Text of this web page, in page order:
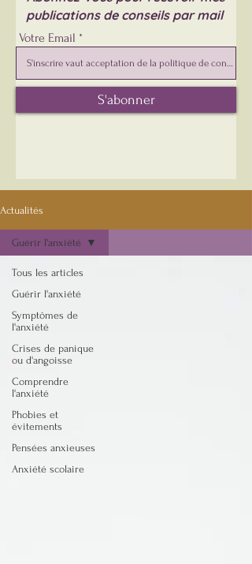
publications de conseils par mail
Votre Email
S'abonner
Actualités
Tous les articles
Guérir l'anxiété
Symptômes de
l'anxiété
Crises de panique
ou d'angoisse
Comprendre
l'anxiété
Phobies et
évitements
Pensées anxieuses
Anxiété scolaire
Guérir l'anxiété